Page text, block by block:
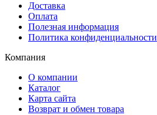
Доставка
Оплата
Полезная информация
Политика конфиденциальности
Компания
О компании
Каталог
Карта сайта
Возврат и обмен товара